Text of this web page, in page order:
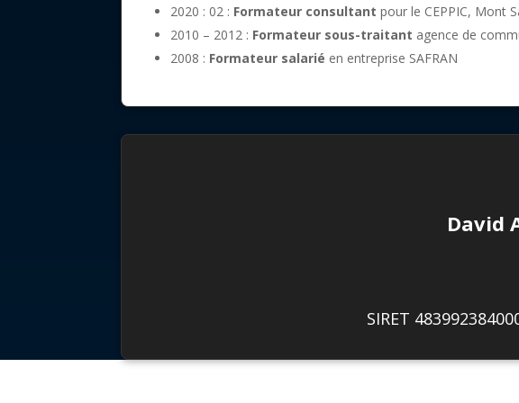
2020 : 02 : Formateur consultant pour le CEPPIC, Mont
2010 – 2012 : Formateur sous-traitant agence de
2008 : Formateur salarié en entreprise SAFRAN
David
SIRET